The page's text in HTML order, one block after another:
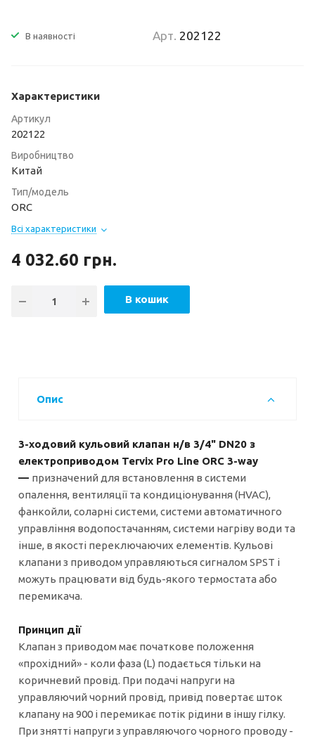
В наявності Арт. 202122
Характеристики
Артикул
202122
Виробництво
Китай
Тип/модель
ORC
Всі характеристики
4 032.60 грн.
В кошик
Опис
3-ходовий кульовий клапан н/в 3/4" DN20 з
електроприводом Tervix Pro Line ORC 3-way
— призначений для встановлення в cистеми
опалення, вентиляції та кондиціонування (HVAC),
фанкойли, соларні системи, системи автоматичного
управління водопостачанням, системи нагріву води та
інше, в якості переключаючих елементів. Кульові
клапани з приводом управляються сигналом SPST і
можуть працювати від будь-якого термостата або
перемикача.
Принцип дії
Клапан з приводом має початкове положення
«прохідний» - коли фаза (L) подається тільки на
коричневий провід. При подачі напруги на
управляючий чорний провід, привід повертає шток
клапану на 900 і перемикає потік рідини в іншу гілку.
При знятті напруги з управляючого чорного проводу -